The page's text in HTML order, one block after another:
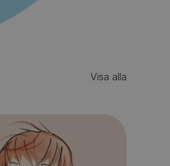
Visa alla